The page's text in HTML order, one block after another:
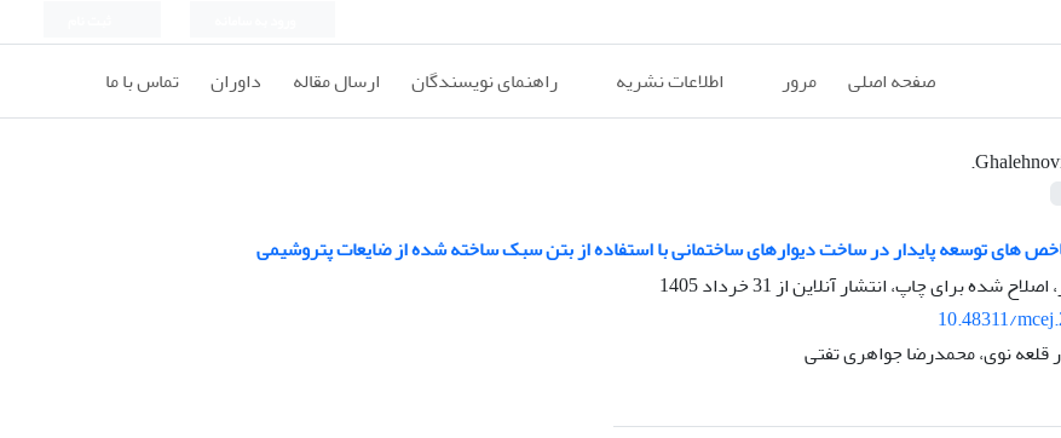
صفحه اصلی مرور اطلاعات نشریه راهنمای نویسندگان ارسال مقاله داوران تماس با ما
های توسعه پایدار در ساخت دیوارهای ساختمانی با استفاده از بتن سبک ساخته شده از ضایعات پتروشیمی
اصلاح شده برای چاپ، انتشار آنلاین از31 خرداد 1405
10.48311/
قلعه نوی، محمدرضا جواهری تفتی